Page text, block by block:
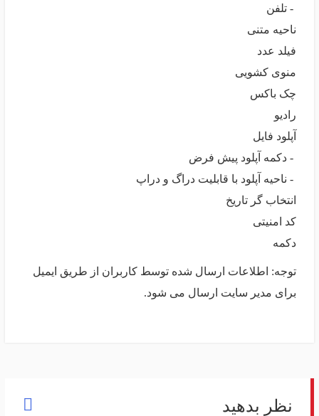
- تلفن
ناحیه متنی
فیلد عدد
منوی کشویی
چک باکس
رادیو
آپلود فایل
- دکمه آپلود پیش فرض
- ناحیه آپلود با قابلیت دراگ و دراپ
انتخاب گر تاریخ
کد امنیتی
دکمه
توجه: اطلاعات ارسال شده توسط کاربران از طریق ایمیل
برای مدیر سایت ارسال می شود.
نظر بدهید